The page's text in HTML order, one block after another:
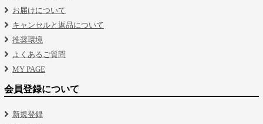
お届けについて
キャンセルと返品について
推奨環境
よくあるご質問
MY PAGE
会員登録について
新規登録